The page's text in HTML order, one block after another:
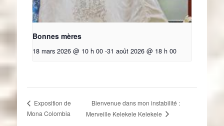
Bonnes mères
18 mars 2026 @ 10 h 00 -31 août 2026 @ 18 h 00
Exposition de
Mona Colombia
Bienvenue dans mon instabilité :
Merveille Kelekele Kelekele